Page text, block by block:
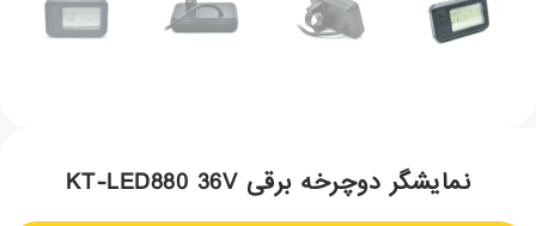
نمایشگر دوچرخه برقی KT-LED880 36V